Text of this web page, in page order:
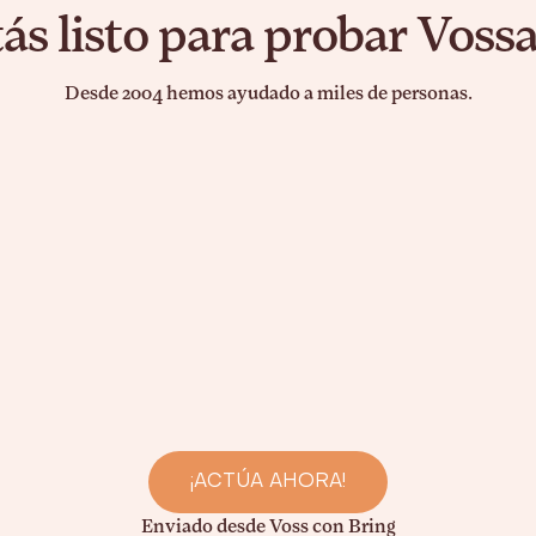
Desde 2004 hemos ayudado a miles de personas.
listo para probar
¡ACTÚA AHORA!
Enviado desde Voss con Bring